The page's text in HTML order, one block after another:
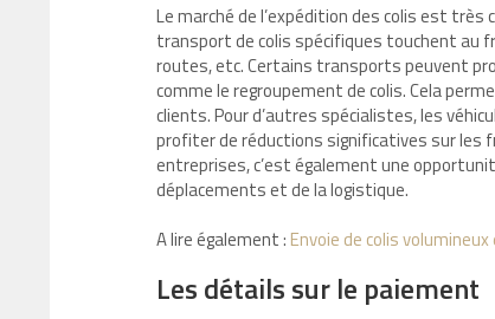
Le marché de l’expédition des colis est
transport de colis spécifiques touchent au
routes, etc. Certains transports peuvent
comme le regroupement de colis. Cela
clients. Pour d’autres spécialistes, les
profiter de réductions significatives sur les
entreprises, c’est également une
déplacements et de la logistique.
A lire également : Envoie de colis
Les détails sur le paiement